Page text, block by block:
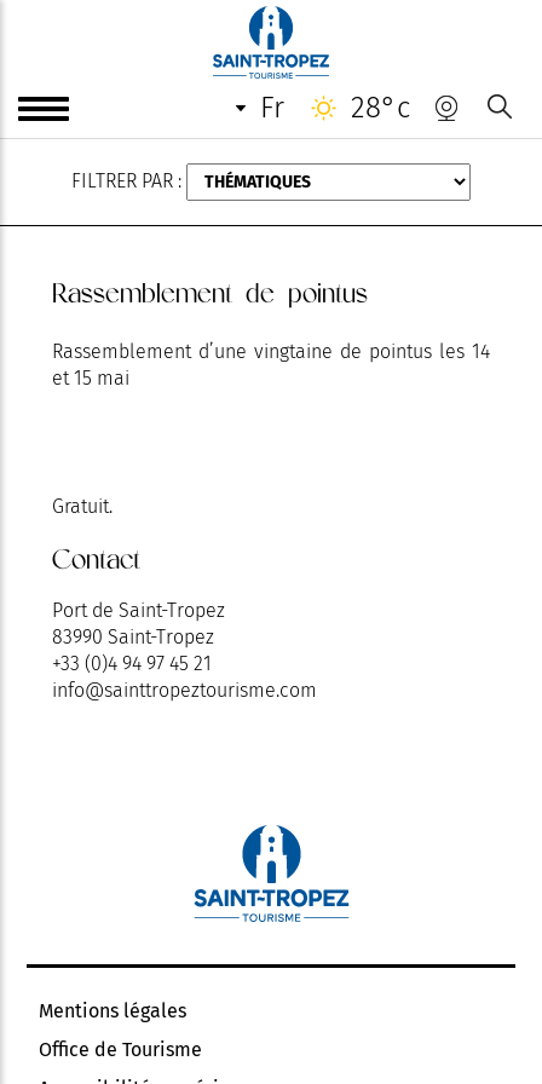
fr 28°c
FILTRER PAR :
Rassemblement de pointus
Rassemblement d’une vingtaine de pointus les 14
et 15 mai
Gratuit.
Contact
Port de Saint-Tropez
83990 Saint-Tropez
+33 (0)4 94 97 45 21
info@sainttropeztourisme.com
Mentions légales
Office de Tourisme